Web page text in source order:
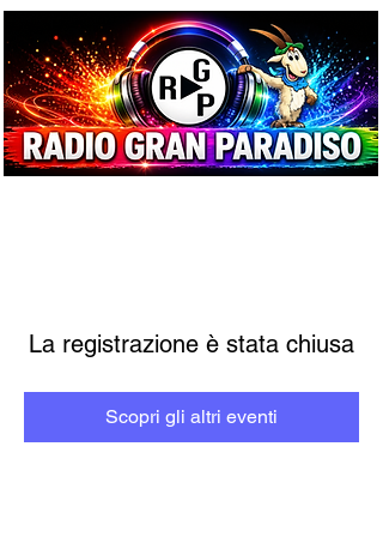
La registrazione è stata chiusa
Scopri gli altri eventi